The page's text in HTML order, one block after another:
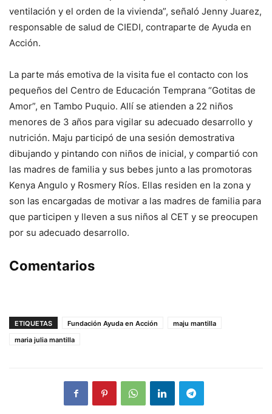
ventilación y el orden de la vivienda”, señaló Jenny Juarez,
responsable de salud de CIEDI, contraparte de Ayuda en
Acción.
La parte más emotiva de la visita fue el contacto con los
pequeños del Centro de Educación Temprana “Gotitas de
Amor”, en Tambo Puquio. Allí se atienden a 22 niños
menores de 3 años para vigilar su adecuado desarrollo y
nutrición. Maju participó de una sesión demostrativa
dibujando y pintando con niños de inicial, y compartió con
las madres de familia y sus bebes junto a las promotoras
Kenya Angulo y Rosmery Ríos. Ellas residen en la zona y
son las encargadas de motivar a las madres de familia para
que participen y lleven a sus niños al CET y se preocupen
por su adecuado desarrollo.
Comentarios
ETIQUETAS Fundación Ayuda en Acción
maju mantilla
maria julia mantilla